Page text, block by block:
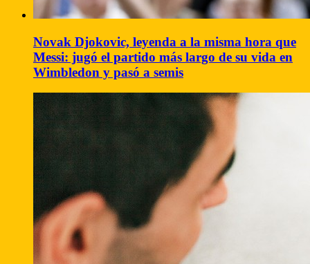
Novak Djokovic, leyenda a la misma hora que
Messi: jugó el partido más largo de su vida en
Wimbledon y pasó a semis